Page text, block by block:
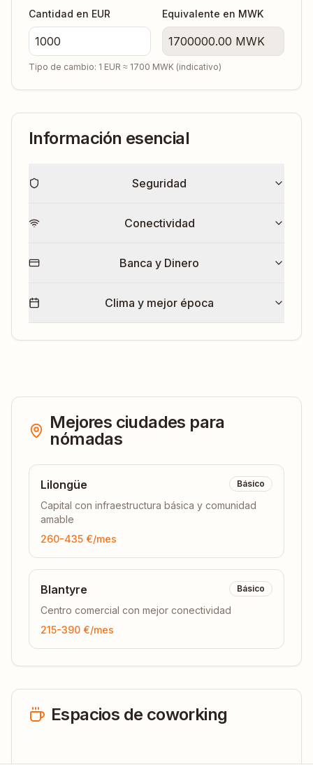
Cantidad en EUR Equivalente en MWK
1700000.00 MWK
Tipo de cambio: 1 EUR ≈ 1700 MWK (indicativo)
Información esencial
Seguridad
Conectividad
Banca y Dinero
Clima y mejor época
Mejores ciudades para
nómadas
Lilongüe Básico
Capital con infraestructura básica y comunidad
amable
260-435 €/mes
Blantyre Básico
Centro comercial con mejor conectividad
215-390 €/mes
Espacios de coworking